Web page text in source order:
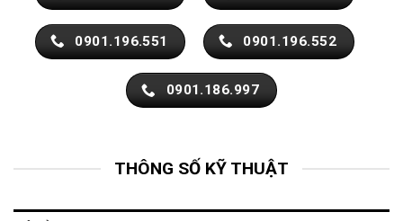
0901.196.551 0901.196.552
0901.186.997
THÔNG SỐ KỸ THUẬT